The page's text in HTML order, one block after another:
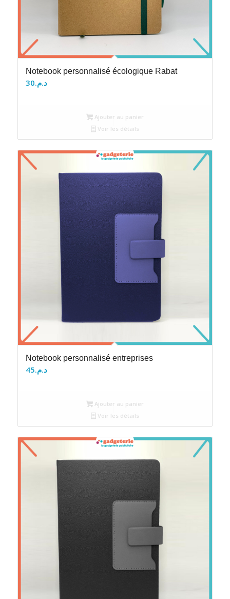
Notebook personnalisé écologique Rabat
د.م.30
Ajouter au panier
Voir les détails
Notebook personnalisé entreprises
د.م.45
Ajouter au panier
Voir les détails